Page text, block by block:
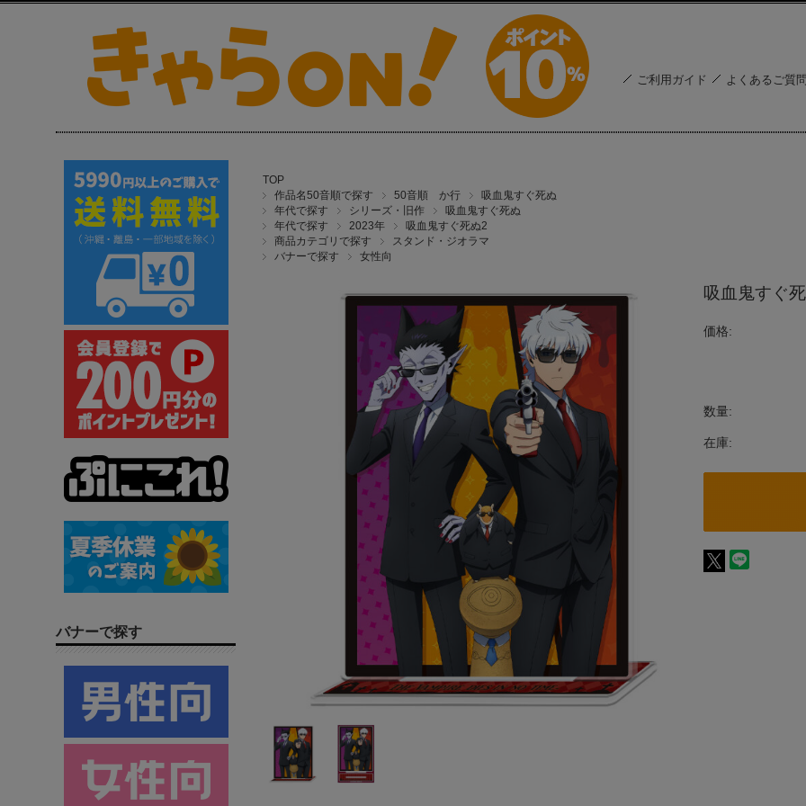
ご利用ガイド よくあるご質
TOP
作品名50音順で探す
50音順 か行
吸血鬼すぐ死ぬ
年代で探す
シリーズ・旧作
吸血鬼すぐ死ぬ
年代で探す
2023年
吸血鬼すぐ死ぬ2
商品カテゴリで探す
スタンド・ジオラマ
バナーで探す
女性向
吸血鬼すぐ
価格:
数量:
在庫:
バナーで探す